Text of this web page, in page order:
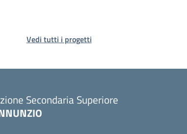
Vedi tutti i progetti
Secondaria Superiore